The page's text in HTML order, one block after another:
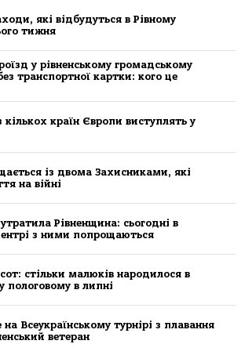
які відбудуться в Рівному
тижня
у рівненському громадському
транспортної картки: кого це
країн Європи виступлять у
із двома Захисниками, які
на війні
Рівненщина: сьогодні в
з ними попрощаються
стільки малюків народилося в
пологовому в липні
Всеукраїнському турнірі з плавання
ветеран